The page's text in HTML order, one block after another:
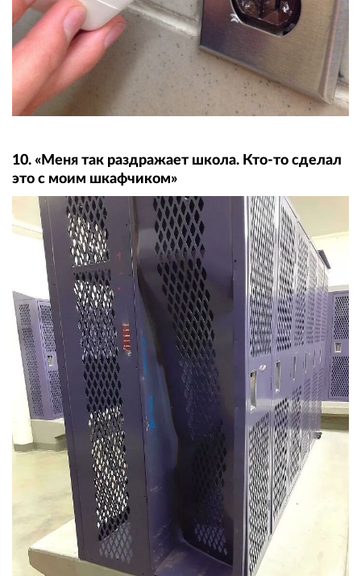
10. «Меня так раздражает школа. Кто-то сделал
это с моим шкафчиком»